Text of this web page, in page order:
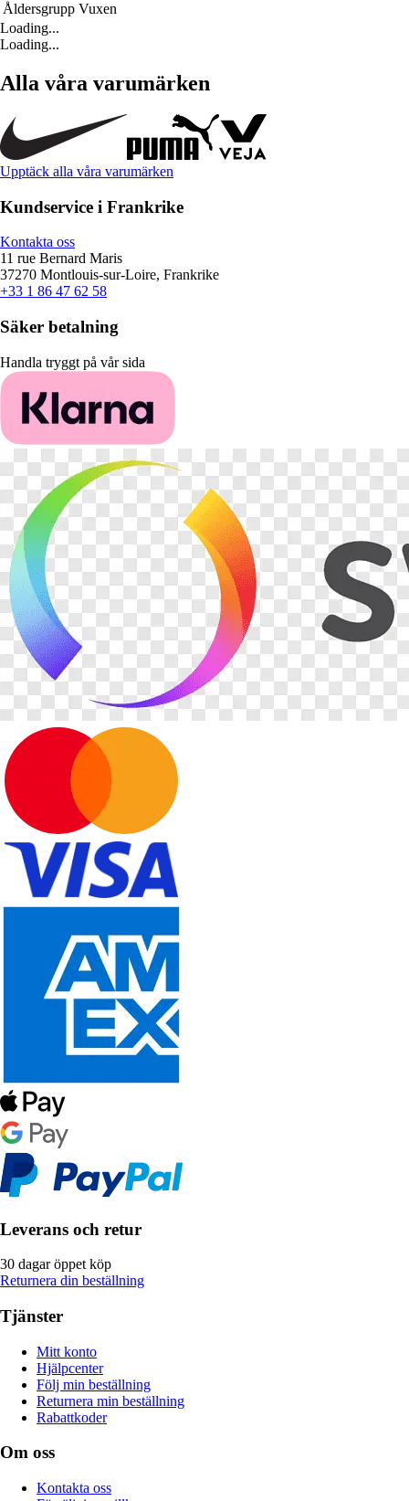
Åldersgrupp Vuxen
Loading...
Loading...
Alla våra varumärken
Upptäck alla våra varumärken
Kundservice i Frankrike
Kontakta oss
11 rue Bernard Maris
37270 Montlouis-sur-Loire, Frankrike
+33 1 86 47 62 58
Säker betalning
Handla tryggt på vår sida
Leverans och retur
30 dagar öppet köp
Returnera din beställning
Tjänster
Mitt konto
Hjälpcenter
Följ min beställning
Returnera min beställning
Rabattkoder
Om oss
Kontakta oss